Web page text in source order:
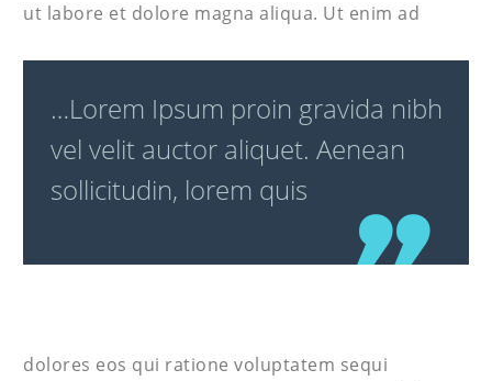
ut labore et dolore magna aliqua. Ut enim ad
…Lorem Ipsum proin gravida nibh
vel velit auctor aliquet. Aenean
sollicitudin, lorem quis
dolores eos qui ratione voluptatem sequi